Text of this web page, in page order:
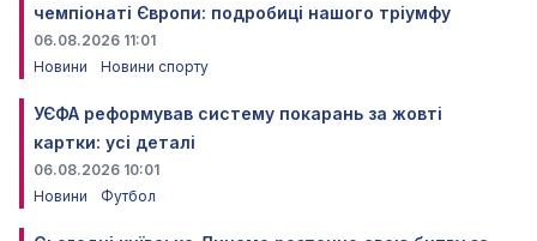
чемпіонаті Європи: подробиці нашого тріумфу
06.08.2026 11:01
Новини
Новини спорту
УЄФА реформував систему покарань за жовті
картки: усі деталі
06.08.2026 10:01
Новини
Футбол